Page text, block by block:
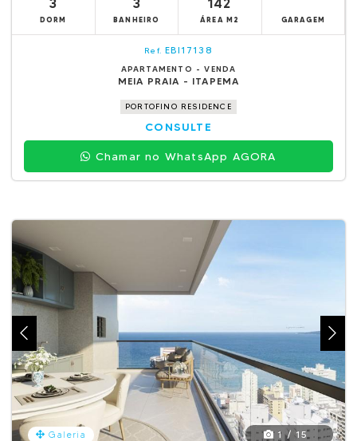
3
DORM
3
BANHEIRO
142
ÁREA M2 GARAGEM
Ref. EBI17138
APARTAMENTO - VENDA
MEIA PRAIA - ITAPEMA
PORTOFINO RESIDENCE
CONSULTE
Chamar no WhatsApp AGORA
Galeria 1 / 15